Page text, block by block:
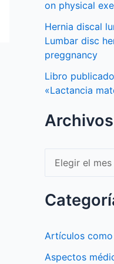
on physical
Hernia discal
Lumbar disc
preggnancy
Libro
«Lactancia
Archivos
Archivos
Artículos
Aspectos